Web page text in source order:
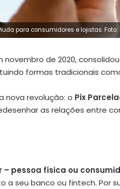
para consumidores e lojistas. Foto:
de 2020,
formas tradicionais
nova revolução: o Pix
as relações entre
– pessoa física ou
a seu banco ou fintech. Por